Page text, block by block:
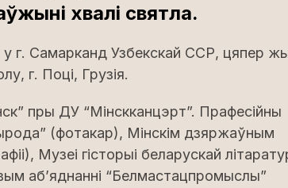
хвалі святла.
г. Самарканд Узбекскай ССР, цяпер
г. Поці, Грузія.
пры ДУ “Мінскканцэрт”. Прафесійны
(фотакар), Мінскім дзяржаўным
Музеі гісторыі беларускай
аб’яднанні “Белмастацпромыслы”